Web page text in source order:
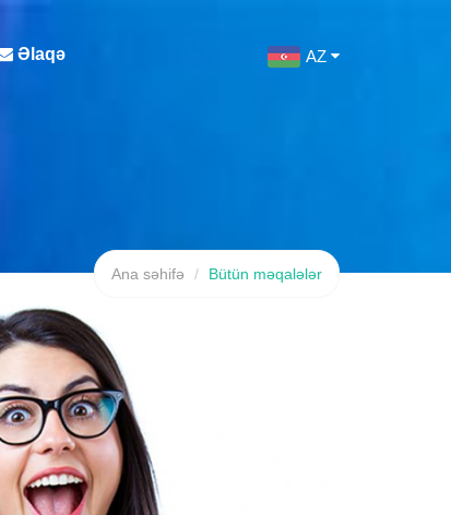
Əlaqə AZ
Ana səhifə Bütün məqalələr